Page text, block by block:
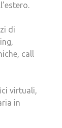
di
call
virtuali,
in